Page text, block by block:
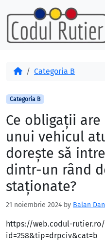
Skip to content
Skip to footer
AcasăCategoria B
Categoria B
Ce obligaţii
unui vehicul
doreşte să
dintr-un rând
staţionate?
21 noiembrie 2024 by Balan
https://web.codul-
id=258&tip=drpciv&cat=b